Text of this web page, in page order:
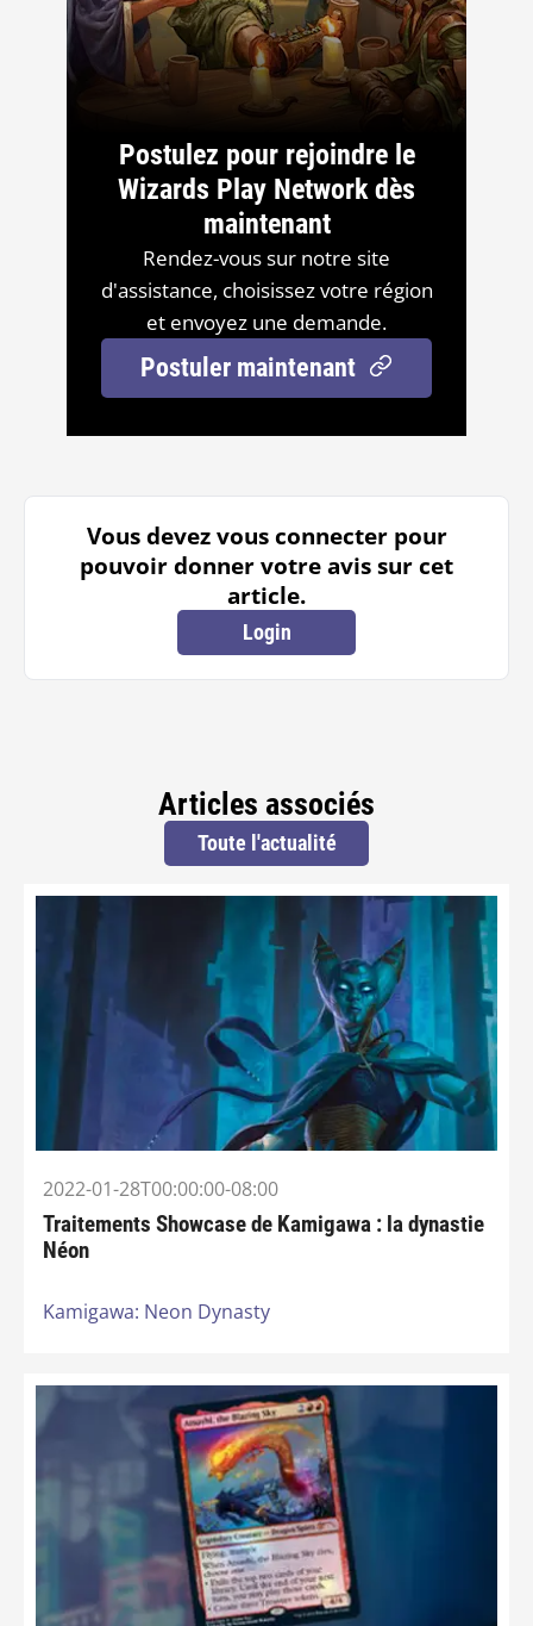
Postulez pour rejoindre le
Wizards Play Network dès
maintenant
Rendez-vous sur notre site
d'assistance, choisissez votre région
et envoyez une demande.
Postuler maintenant
Vous devez vous connecter pour
pouvoir donner votre avis sur cet
article.
Login
Articles associés
Toute l'actualité
2022-01-28T00:00:00-08:00
Traitements Showcase de Kamigawa : la dynastie
Néon
Kamigawa: Neon Dynasty